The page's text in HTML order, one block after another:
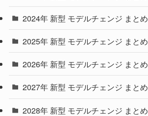
(4)
(9)
(4)
(1)
2024年 新型 モデルチェンジ まとめ
2025年 新型 モデルチェンジ まとめ
2026年 新型 モデルチェンジ まとめ
2027年 新型 モデルチェンジ まとめ
2028年 新型 モデルチェンジ まとめ